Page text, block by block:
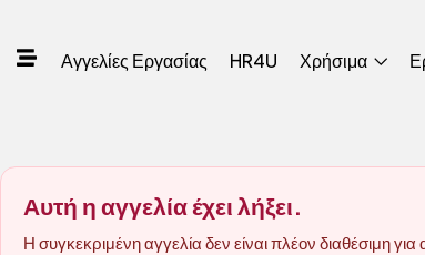
Αγγελίες Εργασίας HR4U Χρήσιμα
Αυτή η αγγελία έχει λήξει.
Η συγκεκριμένη αγγελία δεν είναι πλέον διαθέσιμη για